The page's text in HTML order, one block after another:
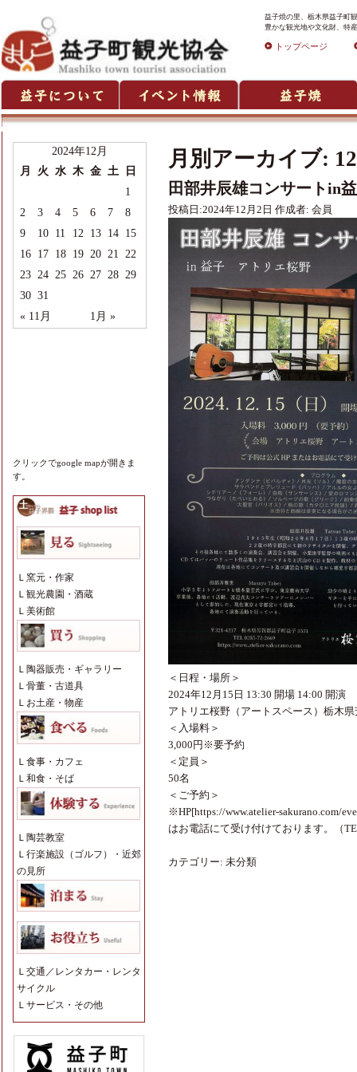
益子焼の里、栃木県益子町
豊かな観光地や文化財、特
トップページ
2024年12月
月
火 水 木 金 土 日
« 11月 1月 »
1
2
3 4 5 6 7
8
9
10 11 12 13 14 15
16 17 18 19 20 21 22
23 24 25 26 27 28 29
30 31
クリックでgoogle mapが開きま
す。
Ｌ 窯元・作家
Ｌ 観光農園・酒蔵
Ｌ 美術館
Ｌ 陶器販売・ギャラリー
Ｌ 骨董・古道具
Ｌ お土産・物産
Ｌ 食事・カフェ
Ｌ 和食・そば
Ｌ 陶芸教室
Ｌ 行楽施設（ゴルフ）・近郊
の見所
Ｌ 交通／レンタカー・レンタ
サイクル
Ｌ サービス・その他
月別アーカイブ:
田部井辰雄コンサートin
投稿日:2024年12月2日 作成者: 会員
＜日程・場所＞
2024年12月15日 13:30 開場 14:00 開演
アトリエ桜野（アートスペース）栃木
＜入場料＞
3,000円※要予約
＜定員＞
50名
＜ご予約＞
※HP[https://www.atelier-sakurano.com/
はお電話にて受け付けております。（
カテゴリー: 未分類